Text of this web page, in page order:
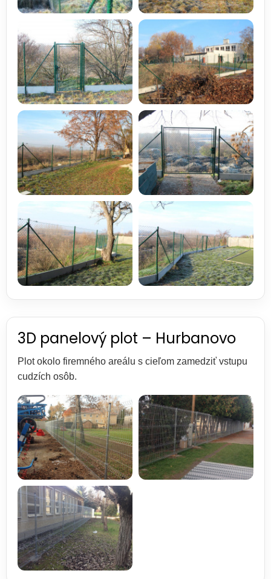
3D panelový plot – Hurbanovo
Plot okolo firemného areálu s cieľom zamedziť vstupu
cudzích osôb.